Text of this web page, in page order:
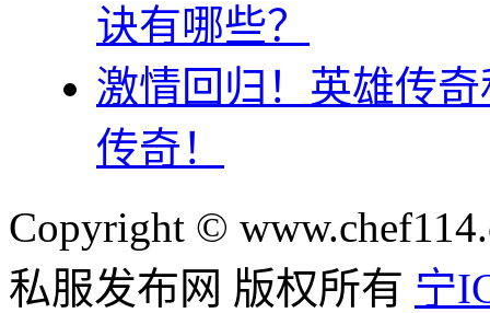
诀有哪些？
激情回归！英雄传
传奇！
Copyright ©
私服发布网 版权所有 宁